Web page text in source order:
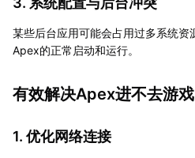
某些后台应用可能会占用过多系统资
Apex的正常启动和运行。
有效解决Apex进不去游
1. 优化网络连接